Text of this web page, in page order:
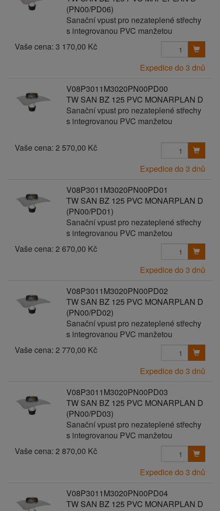
(PN00/PD06)
Sanační vpust pro nezateplené střechy
s integrovanou PVC manžetou
Vaše cena: 3 170,00 Kč
Expedice do 3 dnů
V08P3011M3020PN00PD00
TW SAN BZ 125 PVC MONARPLAN D
Sanační vpust pro nezateplené střechy
s integrovanou PVC manžetou
Vaše cena: 2 570,00 Kč
Expedice do 3 dnů
V08P3011M3020PN00PD01
TW SAN BZ 125 PVC MONARPLAN D
(PN00/PD01)
Sanační vpust pro nezateplené střechy
s integrovanou PVC manžetou
Vaše cena: 2 670,00 Kč
Expedice do 3 dnů
V08P3011M3020PN00PD02
TW SAN BZ 125 PVC MONARPLAN D
(PN00/PD02)
Sanační vpust pro nezateplené střechy
s integrovanou PVC manžetou
Vaše cena: 2 770,00 Kč
Expedice do 3 dnů
V08P3011M3020PN00PD03
TW SAN BZ 125 PVC MONARPLAN D
(PN00/PD03)
Sanační vpust pro nezateplené střechy
s integrovanou PVC manžetou
Vaše cena: 2 870,00 Kč
Expedice do 3 dnů
V08P3011M3020PN00PD04
TW SAN BZ 125 PVC MONARPLAN D